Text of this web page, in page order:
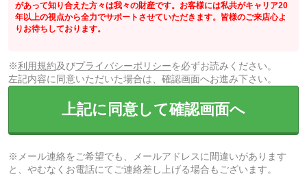
があって知り合えた方々は我々の財産です。お客様には私共がキャリア20
年以上の視点から全力でサポートさせていただきます。皆様のご来店心よ
りお待ちしております。
※利用規約及びプライバシーポリシーを必ずお読みください。
左記内容に同意いただいた場合は、確認画面へお進み下さい。
上記に同意して確認画面へ
※メール連絡をご希望でも、メールアドレスに間違いがあります
と、やむなくお電話にてご連絡差し上げる場合もございます。